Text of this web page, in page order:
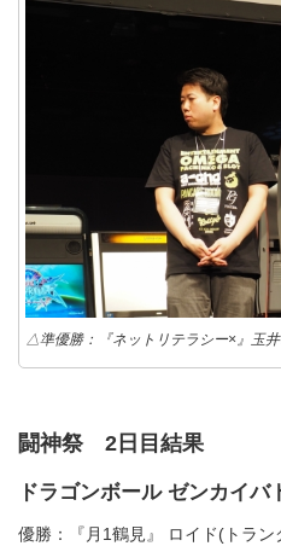
△準優勝：『ネットリテラシー×』玉
闘神祭 2日目結果
ドラゴンボール ゼンカイバ
優勝：『月1鶴見』 ロイド(トラ